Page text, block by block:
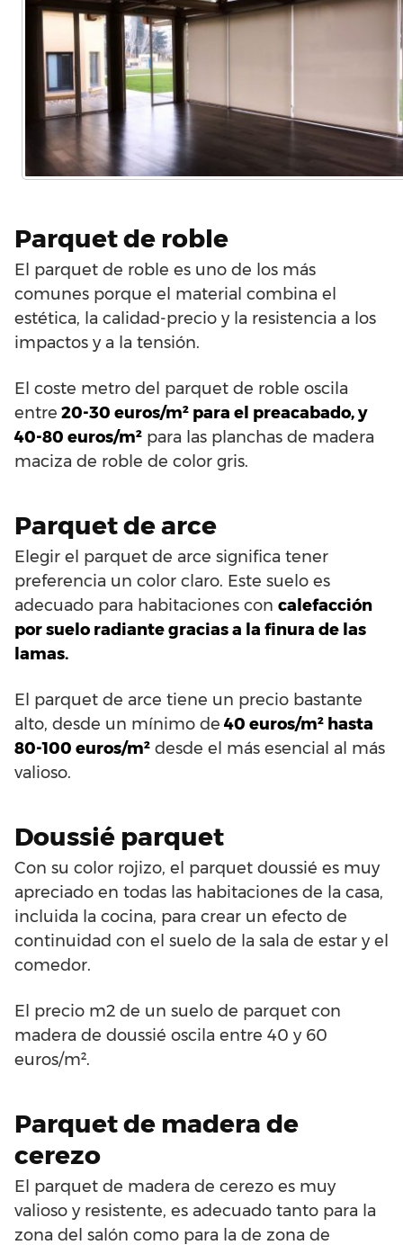
Parquet de roble
El parquet de roble es uno de los más
comunes porque el material combina el
estética, la calidad-precio y la resistencia a los
impactos y a la tensión.
El coste metro del parquet de roble oscila
entre 20-30 euros/m² para el preacabado, y
40-80 euros/m² para las planchas de madera
maciza de roble de color gris.
Parquet de arce
Elegir el parquet de arce significa tener
preferencia un color claro. Este suelo es
adecuado para habitaciones con calefacción
por suelo radiante gracias a la finura de las
lamas.
El parquet de arce tiene un precio bastante
alto, desde un mínimo de 40 euros/m² hasta
80-100 euros/m² desde el más esencial al más
valioso.
Doussié parquet
Con su color rojizo, el parquet doussié es muy
apreciado en todas las habitaciones de la casa,
incluida la cocina, para crear un efecto de
continuidad con el suelo de la sala de estar y el
comedor.
El precio m2 de un suelo de parquet con
madera de doussié oscila entre 40 y 60
euros/m².
Parquet de madera de
cerezo
El parquet de madera de cerezo es muy
valioso y resistente, es adecuado tanto para la
zona del salón como para la de zona de